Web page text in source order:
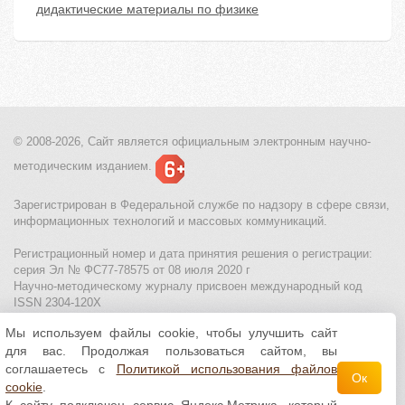
дидактические материалы по физике
© 2008-2026, Сайт является официальным электронным научно-
методическим изданием.
Зарегистрирован в Федеральной службе по надзору в сфере связи,
информационных технологий и массовых коммуникаций.
Регистрационный номер и дата принятия решения о регистрации:
серия Эл № ФС77-78575 от 08 июля 2020 г
Научно-методическому журналу присвоен международный код
ISSN 2304-120X
МЦИТО|Школьные олимпиады и онлайн конкурсы для детей
Политика использования файлов cookie| Политика обработки и
защиты персональных данных
Все материалы доступны полицензии Creative
Мы используем файлы cookie, чтобы улучшить сайт
для вас. Продолжая пользоваться сайтом, вы
соглашаетесь с Политикой использования файлов
cookie
Ок